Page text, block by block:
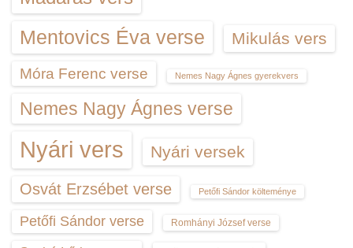
Mentovics Éva verse Mikulás vers
Móra Ferenc verse Nemes Nagy Ágnes gyerekvers
Nemes Nagy Ágnes verse
Nyári vers Nyári versek
Osvát Erzsébet verse Petőfi Sándor költeménye
Petőfi Sándor verse Romhányi József verse